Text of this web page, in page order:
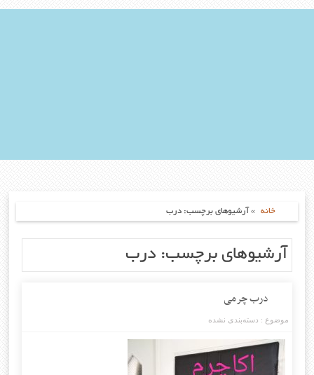
خانه » آرشیوهای برچسب: درب
آرشیوهای برچسب: درب
درب چرمی
موضوع : دسته‌بندی نشده